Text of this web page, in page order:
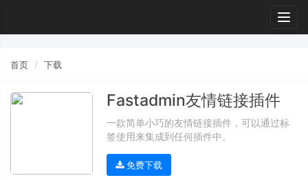
首页 下载
Fastadmin友情链接插件
一款简单小巧的友情链接插件，可以通过标
签使用来集成到任何插件中。
免费下载